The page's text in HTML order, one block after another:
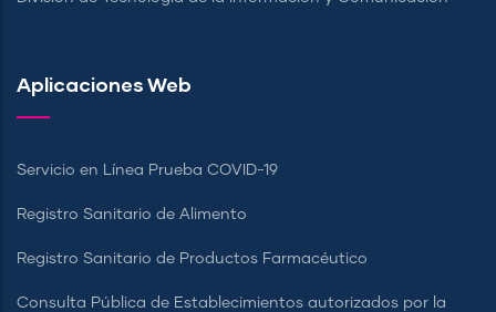
Aplicaciones Web
Servicio en Línea Prueba COVID-19
Registro Sanitario de Alimento
Registro Sanitario de Productos Farmacéutico
Consulta Pública de Establecimientos autorizados por la